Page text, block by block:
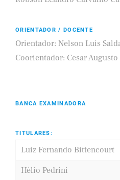
ORIENTADOR / DOCENTE
Orientador: Nelson Luis
Coorientador: Cesar Augusto
BANCA EXAMINADORA
TITULARES:
Luiz Fernando Bittencourt
Hélio Pedrini